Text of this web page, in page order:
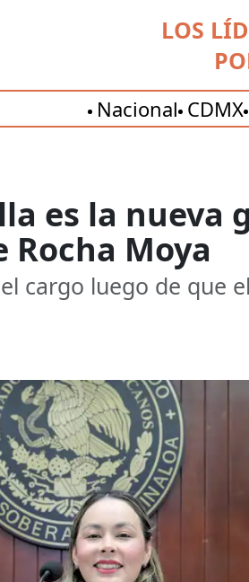
LOS
Nacional CDMX
es la nueva
Moya
cargo luego de que